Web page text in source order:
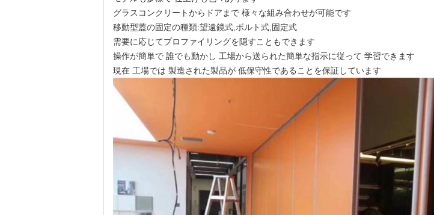
グラスコンクリートからドアまで 様々な組み合わせが可能です
移動型蓋の固定の種類:望遠鏡式,ボルト式,固定式
需要に応じてプロファイリングを隠すこともできます
操作が簡単で 誰でも動かし 工場から送られた簡単な指示に従って 学習できます
現在 工場では 製造された製品が 低保守性であることを保証しています